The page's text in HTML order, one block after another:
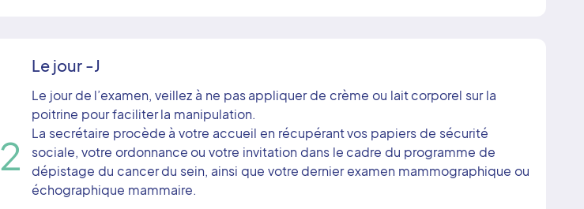
2
Le jour -J
Le jour de l’examen, veillez à ne pas appliquer de crème ou lait corporel sur la
poitrine pour faciliter la manipulation.
La secrétaire procède à votre accueil en récupérant vos papiers de sécurité
sociale, votre ordonnance ou votre invitation dans le cadre du programme de
dépistage du cancer du sein, ainsi que votre dernier examen mammographique ou
échographique mammaire.